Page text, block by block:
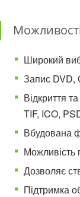
Широкий
Запис DVD,
Відкриття
TIF, ICO,
Вбудована
Можливість
Дозволяє
Підтримка